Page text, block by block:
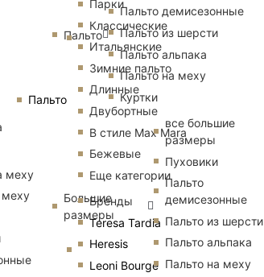
Пальто
Парки
Классические
Итальянские
Зимние пальто
Длинные
Двубортные
В стиле Max Mara
Бежевые
Еще категории
Бренды
Teresa Tardia
Heresis
Leoni Bourge
меху
меху
Пальто
Пальто демисезонные
Пальто из шерсти
Пальто альпака
Пальто на меху
Куртки
Большие
размеры
все большие
размеры
Пуховики
Пальто
демисезонные
Пальто из шерсти
Пальто альпака
Пальто на меху